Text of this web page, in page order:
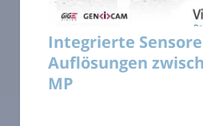
Integrierte
Auflösungen
MP